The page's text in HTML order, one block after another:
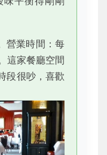
營業時間：每
這家餐廳空間
段很吵，喜歡